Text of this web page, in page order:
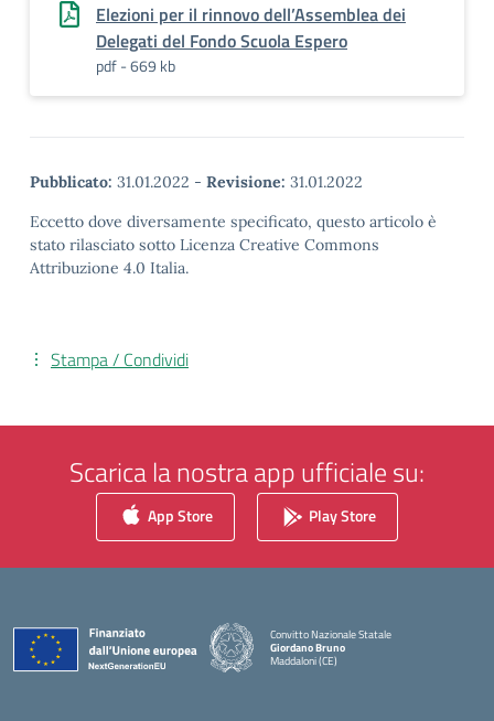
Elezioni per il rinnovo dell’Assemblea dei
Delegati del Fondo Scuola Espero
pdf - 669 kb
Pubblicato: 31.01.2022 - Revisione: 31.01.2022
Eccetto dove diversamente specificato, questo articolo è
stato rilasciato sotto Licenza Creative Commons
Attribuzione 4.0 Italia.
Stampa / Condividi
Scarica la nostra app ufficiale su:
App Store Play Store
Convitto Nazionale Statale
Giordano Bruno
Maddaloni (CE)